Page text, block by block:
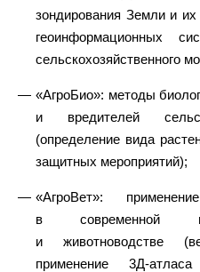
зондирования Земли и
геоинформационных
сельскохозяйственного
«АгроБио»: методы
и вредителей
(определение вида
защитных мероприятий);
«АгроВет»:
в современной
и животноводстве
применение 3Д-